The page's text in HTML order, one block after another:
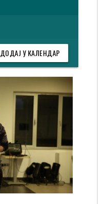
ДОДАЈ У КАЛЕНДАР